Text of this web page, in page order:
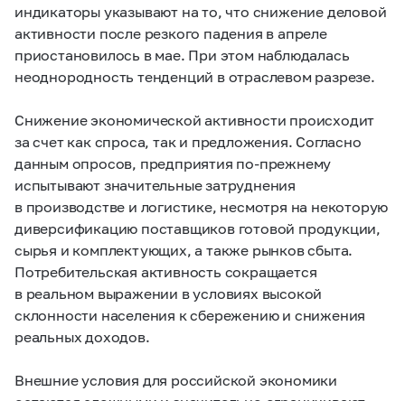
индикаторы указывают на то, что снижение деловой
активности после резкого падения в апреле
приостановилось в мае. При этом наблюдалась
неоднородность тенденций в отраслевом разрезе.
Снижение экономической активности происходит
за счет как спроса, так и предложения. Согласно
данным опросов, предприятия по-прежнему
испытывают значительные затруднения
в производстве и логистике, несмотря на некоторую
диверсификацию поставщиков готовой продукции,
сырья и комплектующих, а также рынков сбыта.
Потребительская активность сокращается
в реальном выражении в условиях высокой
склонности населения к сбережению и снижения
реальных доходов.
Внешние условия для российской экономики